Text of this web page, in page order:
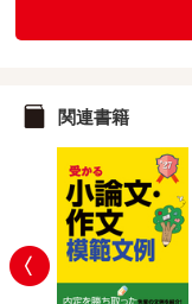
関連書籍